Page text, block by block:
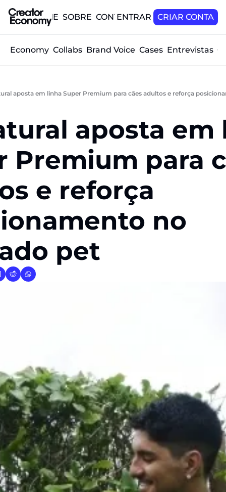
HOME SOBRE CONTATOENTRAR CRIAR CONTA
Economy Collabs Brand Voice Cases Entrevistas
aposta em linha Super Premium para cães adultos e reforça
aposta em
Premium para
e reforça
no
pet